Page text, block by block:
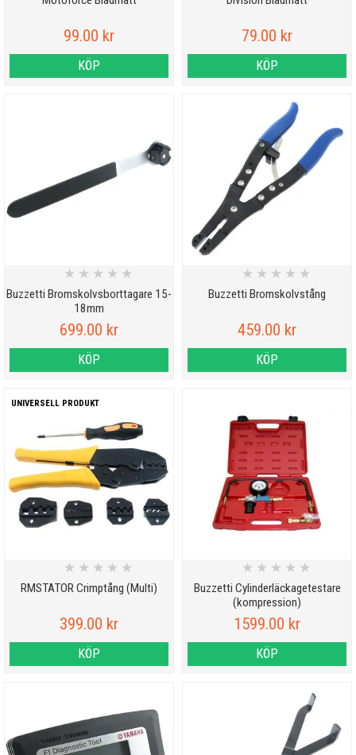
99.00 kr
KÖP
79.00 kr
KÖP
Buzzetti Bromskolvsborttagare 15-
18mm
★ ★ ★ ★ ★
699.00 kr
KÖP
Buzzetti Bromskolvstång
★ ★ ★ ★ ★
459.00 kr
KÖP
UNIVERSELL PRODUKT
RMSTATOR Crimptång (Multi)
★ ★ ★ ★ ★
399.00 kr
KÖP
Buzzetti Cylinderläckagetestare
(kompression)
★ ★ ★ ★ ★
1599.00 kr
KÖP